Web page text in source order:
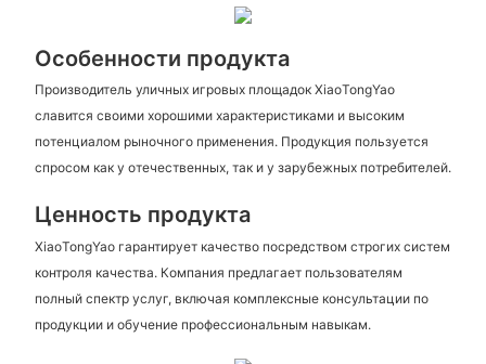
Особенности продукта
Производитель уличных игровых площадок XiaoTongYao
славится своими хорошими характеристиками и высоким
потенциалом рыночного применения. Продукция пользуется
спросом как у отечественных, так и у зарубежных потребителей.
Ценность продукта
XiaoTongYao гарантирует качество посредством строгих систем
контроля качества. Компания предлагает пользователям
полный спектр услуг, включая комплексные консультации по
продукции и обучение профессиональным навыкам.